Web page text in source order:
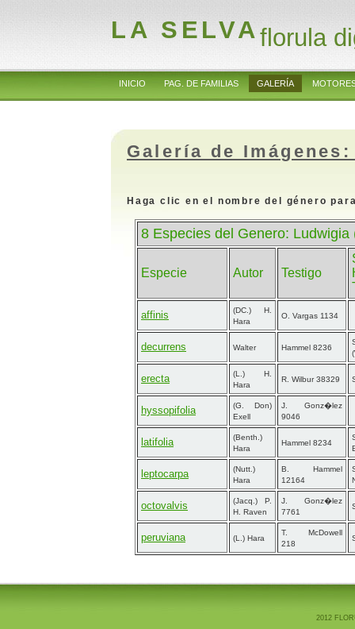
LA SELVAflorula
INICIO PAG. DE FAMILIAS GALERÍA
Galería de
Haga clic en el nombre del género
8 Especies del Genero: Ludwigia
Especie Autor Testigo
affinis
(DC.) H.
Hara
O. Vargas 1134
decurrens Walter Hammel 8236
erecta
(L.) H.
Hara
R. Wilbur 38329
hyssopifolia
(G. Don)
Exell
J. Gonz�lez
9046
latifolia
(Benth.)
Hara
Hammel 8234
leptocarpa
(Nutt.)
Hara
B. Hammel
12164
octovalvis
(Jacq.) P.
H. Raven
J. Gonz�lez
7761
peruviana (L.) Hara
T. McDowell
218
2012